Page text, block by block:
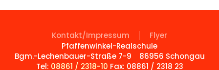
Kontakt/Impressum
Flyer
Pfaffenwinkel-Realschule
Bgm.-Lechenbauer-Straße 7-9 86956 Schongau
Tel: 08861 / 2318-10 Fax: 08861 / 2318 23